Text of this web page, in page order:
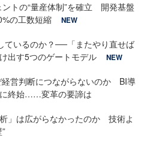
トの“量産体制”を確立 開発基盤
の工数短縮
NEW
ているのか？──「またやり直せば
出す5つのゲートモデル
NEW
経営判断につながらないのか BI導
終始……変革の要諦は
」は広がらなかったのか 技術よ